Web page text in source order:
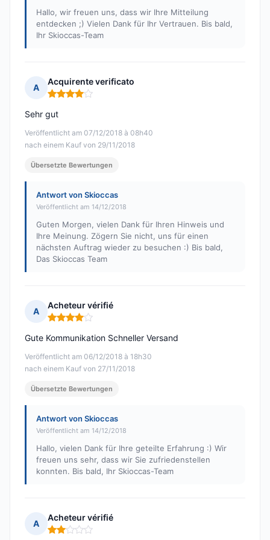
Hallo, wir freuen uns, dass wir Ihre Mitteilung
entdecken ;) Vielen Dank für Ihr Vertrauen. Bis bald,
Ihr Skioccas-Team
A
Acquirente verificato
Hinweis: 4 von 5
Veröffentlicht am 07/12/2018 à 08h40
nach einem Kauf von 29/11/2018
Sehr gut
Übersetzte Bewertungen
Antwort von Skioccas
Veröffentlicht am 14/12/2018
Guten Morgen, vielen Dank für Ihren Hinweis und
Ihre Meinung. Zögern Sie nicht, uns für einen
nächsten Auftrag wieder zu besuchen :) Bis bald,
Das Skioccas Team
A
Acheteur vérifié
Hinweis: 4 von 5
Veröffentlicht am 06/12/2018 à 18h30
nach einem Kauf von 27/11/2018
Gute Kommunikation Schneller Versand
Übersetzte Bewertungen
Antwort von Skioccas
Veröffentlicht am 14/12/2018
Hallo, vielen Dank für Ihre geteilte Erfahrung :) Wir
freuen uns sehr, dass wir Sie zufriedenstellen
konnten. Bis bald, Ihr Skioccas-Team
A
Acheteur vérifié
Hinweis: 2 von 5